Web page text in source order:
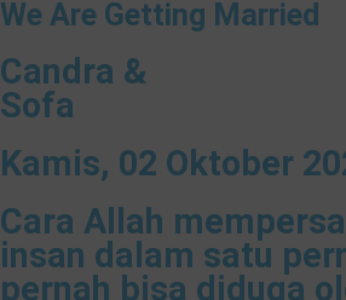
We Are Getting Married
Candra &
Sofa
Kamis, 02 Oktober
Cara Allah
insan dalam satu
pernah bisa diduga